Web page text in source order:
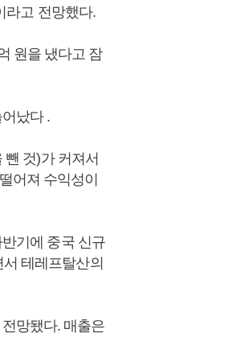
라고 전망했다.
원을 냈다고 잠
났다 .
것)가 커져서
어져 수익성이
기에 중국 신규
테레프탈산의
망됐다. 매출은